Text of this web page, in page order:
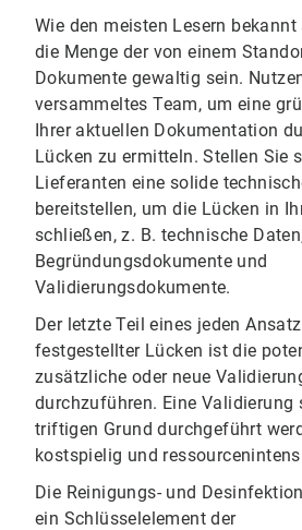
Wie den meisten Lesern
die Menge der von einem
Dokumente gewaltig sein.
versammeltes Team, um eine
Ihrer aktuellen Dokumentation
Lücken zu ermitteln. Stellen Sie
Lieferanten eine solide
bereitstellen, um die Lücken in
schließen, z. B. technische
Begründungsdokumente und
Validierungsdokumente.
Der letzte Teil eines jeden
festgestellter Lücken ist die
zusätzliche oder neue
durchzuführen. Eine Validierung
triftigen Grund durchgeführt
kostspielig und
Die Reinigungs- und
ein Schlüsselelement der